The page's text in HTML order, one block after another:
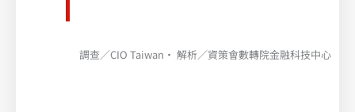
調查／CIO Taiwan· 解析／資策會數轉院金融科技中心